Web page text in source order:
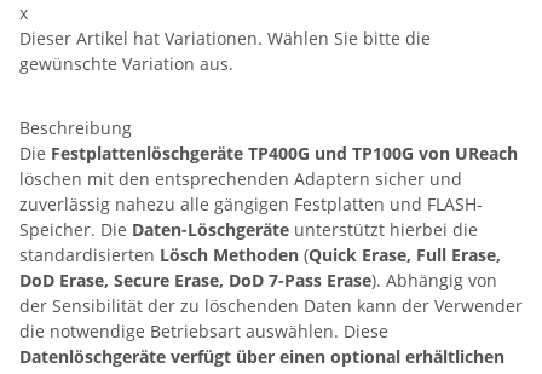
x
Dieser Artikel hat Variationen. Wählen Sie bitte die
gewünschte Variation aus.
Beschreibung
Die Festplattenlöschgeräte TP400G und TP100G von UReach
löschen mit den entsprechenden Adaptern sicher und
zuverlässig nahezu alle gängigen Festplatten und FLASH-
Speicher. Die Daten-Löschgeräte unterstützt hierbei die
standardisierten Lösch Methoden (Quick Erase, Full Erase,
DoD Erase, Secure Erase, DoD 7-Pass Erase). Abhängig von
der Sensibilität der zu löschenden Daten kann der Verwender
die notwendige Betriebsart auswählen. Diese
Datenlöschgeräte verfügt über einen optional erhältlichen